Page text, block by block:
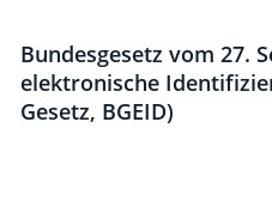
Bundesgesetz vom 27.
elektronische
Gesetz, BGEID)